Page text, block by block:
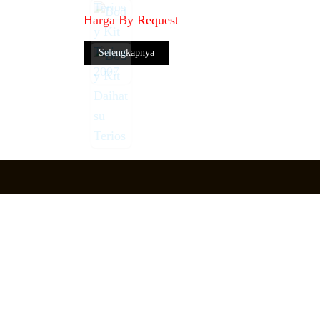
Harga By Request
Selengkapnya